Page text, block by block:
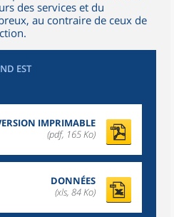
des services et du
au contraire de ceux de
EST
IMPRIMABLE
(pdf, 165 Ko)
DONNÉES
(xls, 84 Ko)